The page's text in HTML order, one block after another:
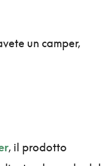
un camper,
, il prodotto